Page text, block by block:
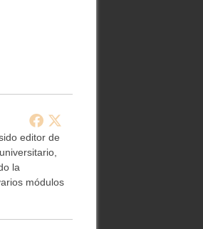
editor de
la
módulos